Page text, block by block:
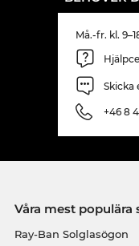
Må.-fr. kl.
Skicka
+46 8
Våra mest
Ray-Ban Solglasögon